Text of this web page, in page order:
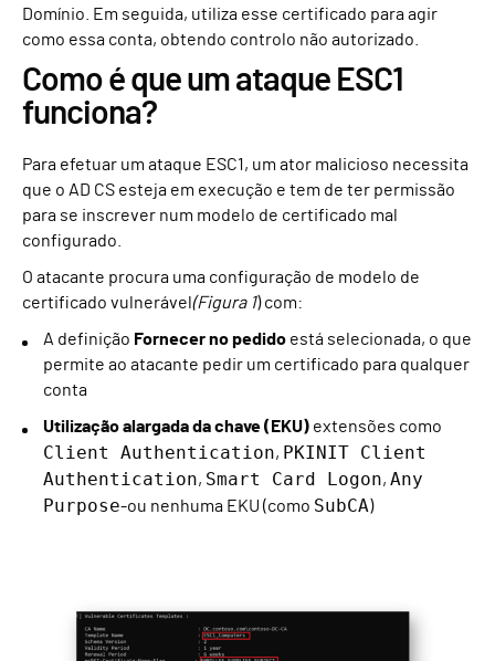
Domínio. Em seguida, utiliza esse certificado para agir
como essa conta, obtendo controlo não autorizado.
Como é que um ataque ESC1
funciona?
Para efetuar um ataque ESC1, um ator malicioso necessita
que o AD CS esteja em execução e tem de ter permissão
para se inscrever num modelo de certificado mal
configurado.
O atacante procura uma configuração de modelo de
certificado vulnerável (Figura 1) com:
A definição Fornecer no pedido está selecionada, o que
permite ao atacante pedir um certificado para qualquer
conta
Utilização alargada da chave (EKU) extensões como
Client Authentication, PKINIT Client
Authentication, Smart Card Logon, Any
Purpose-ou nenhuma EKU (como SubCA)